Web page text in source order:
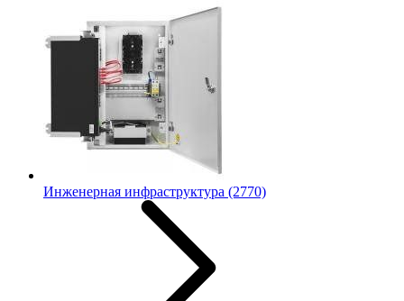
Инженерная инфраструктура (2770)